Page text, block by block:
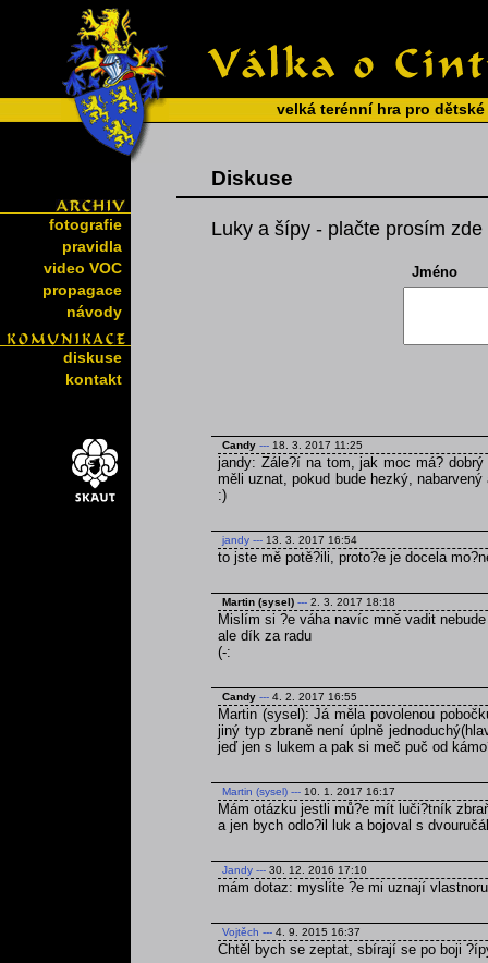
velká terénní hra pro
fotografie
pravidla
video VOC
propagace
návody
diskuse
kontakt
Diskuse
Luky a šípy - plačte prosím zde
Jméno
Candy --- 18. 3. 2017 11:25
jandy: Zále?í na tom, jak moc má?
měli uznat, pokud bude hezký,
:)
jandy --- 13. 3. 2017 16:54
to jste mě potě?ili, proto?e je docela
Martin (sysel) --- 2. 3. 2017 18:18
Mislím si ?e váha navíc mně vadit nebude
ale dík za radu
(-:
Candy --- 4. 2. 2017 16:55
Martin (sysel): Já měla povolenou
jiný typ zbraně není úplně
jeď jen s lukem a pak si meč puč od
Martin (sysel) --- 10. 1. 2017 16:17
Mám otázku jestli mů?e mít luči?tník
a jen bych odlo?il luk a bojoval s
Jandy --- 30. 12. 2016 17:10
mám dotaz: myslíte ?e mi uznají
Vojtěch --- 4. 9. 2015 16:37
Chtěl bych se zeptat, sbírají se po boji